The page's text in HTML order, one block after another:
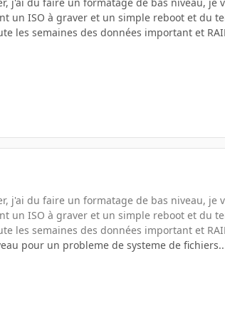
un ISO à graver et un simple reboot et du
les semaines des données important et
j'ai du faire un formatage de bas niveau, je
un ISO à graver et un simple reboot et du
les semaines des données important et
pour un probleme de systeme de